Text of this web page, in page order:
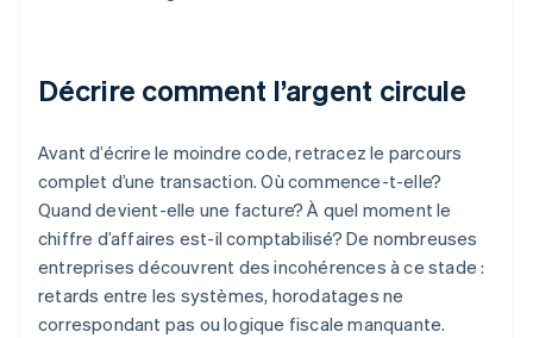
Décrire comment l’argent circule
Avant d’écrire le moindre code, retracez le parcours
complet d’une transaction. Où commence-t-elle?
Quand devient-elle une facture? À quel moment le
chiffre d’affaires est-il comptabilisé? De nombreuses
entreprises découvrent des incohérences à ce stade :
retards entre les systèmes, horodatages ne
correspondant pas ou logique fiscale manquante.